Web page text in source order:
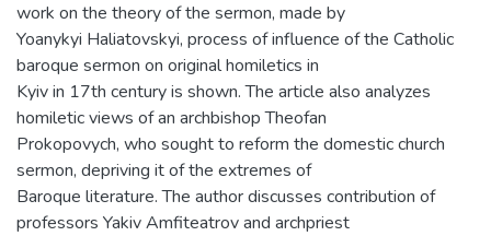
work on the theory of the sermon, made by
Yoanykyi Haliatovskyi, process of influence of the Catholic
baroque sermon on original homiletics in
Kyiv in 17th century is shown. The article also analyzes
homiletic views of an archbishop Theofan
Prokopovych, who sought to reform the domestic church
sermon, depriving it of the extremes of
Baroque literature. The author discusses contribution of
professors Yakiv Amfiteatrov and archpriest